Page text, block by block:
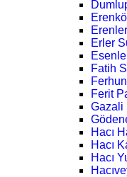
Erler
Fatih
Ferit
Gazali
Hacı
Hacı
Hacı